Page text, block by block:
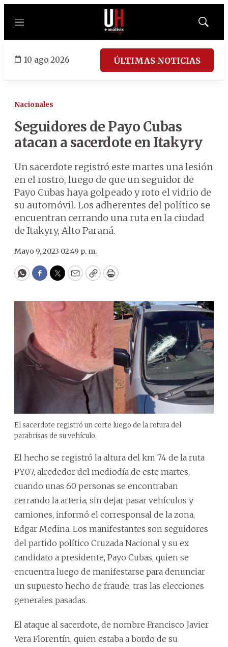
Menú
Mostrar
10 ago 2026 ÚLTIMAS NOTICIAS
Nacionales
Seguidores de Payo Cubas
atacan a sacerdote en Itakyry
Un sacerdote registró este martes una lesión
en el rostro, luego de que un seguidor de
Payo Cubas haya golpeado y roto el vidrio de
su automóvil. Los adherentes del político se
encuentran cerrando una ruta en la ciudad
de Itakyry, Alto Paraná.
Mayo 9, 2023 02:49 p. m.
WhatsApp
Facebook
Twitter
EmailCopyPrint
El sacerdote registró un corte luego de la rotura del
parabrisas de su vehículo.
El hecho se registró la altura del km 74 de la ruta
PY07, alrededor del mediodía de este martes,
cuando unas 60 personas se encontraban
cerrando la arteria, sin dejar pasar vehículos y
camiones, informó el corresponsal de la zona,
Edgar Medina. Los manifestantes son seguidores
del partido político Cruzada Nacional y su ex
candidato a presidente, Payo Cubas, quien se
encuentra luego de manifestarse para denunciar
un supuesto hecho de fraude, tras las elecciones
generales pasadas.
El ataque al sacerdote, de nombre Francisco Javier
Vera Florentín, quien estaba a bordo de su